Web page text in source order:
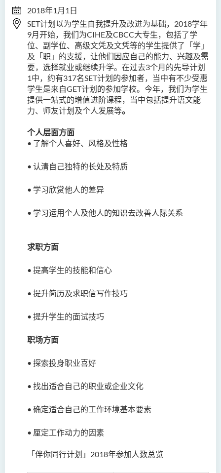
2018年1月1日
SET计划以为学生自我提升及改进为基础，2018学年
9月开始，我们为CIHE及CBCC大专生，包括了学
位、副学位、高级文凭及文凭等的学生提供了「学」
及「职」的支援，让他们因应自己的能力、兴趣及需
要，选择就业或继续升学。在过去3个月的先导计划
1中，约有317名SET计划的参加者，当中有不少受惠
学生是来自GET计划的参加学校。今年，我们为学生
提供一站式的增值进阶课程，当中包括提升语文能
力、师友计划及个人发展等。
个人层面方面
• 了解个人喜好、风格及性格
• 认清自己独特的长处及特质
• 学习欣赏他人的差异
• 学习运用个人及他人的知识去改善人际关系
求职方面
• 提高学生的技能和信心
• 提升简历及求职信写作技巧
• 提升学生的面试技巧
职场方面
• 探索投身职业喜好
• 找出适合自己的职业或企业文化
• 确定适合自己的工作环境基本要素
• 厘定工作动力的因素
「伴你同行计划」2018年参加人数总览